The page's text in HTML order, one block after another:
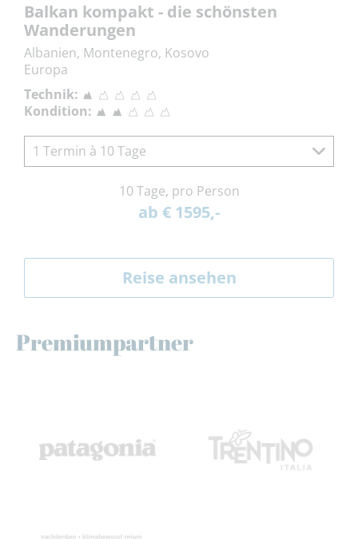
Balkan kompakt - die schönsten
Wanderungen
Albanien, Montenegro, Kosovo
Europa
Technik:
Kondition:
1 Termin à 10 Tage
10 Tage, pro Person
ab € 1595,-
Reise ansehen
Premiumpartner